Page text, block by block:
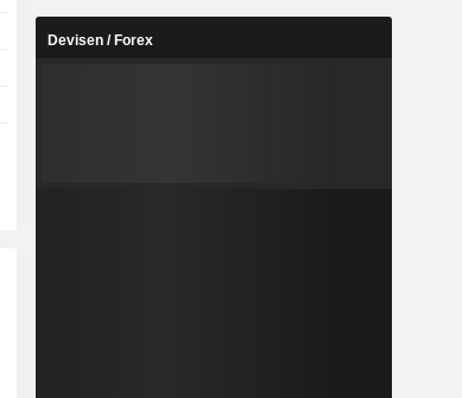
Devisen / Forex